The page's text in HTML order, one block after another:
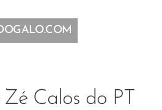
Calos do PT